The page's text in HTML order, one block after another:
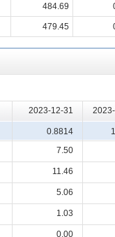
484.69
479.45
2023-12-31
0.8814
7.50
11.46
5.06
1.03
0.00